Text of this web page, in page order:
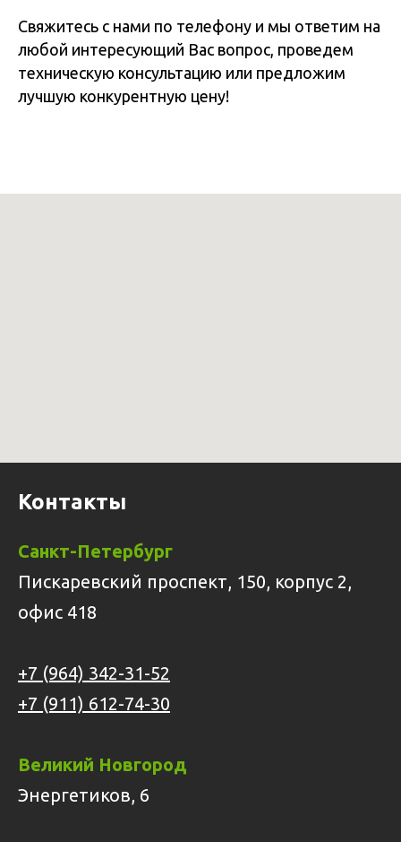
Свяжитесь с нами по телефону и мы ответим на
любой интересующий Вас вопрос, проведем
техническую консультацию или предложим
лучшую конкурентную цену!
Контакты
Санкт-Петербург
Пискаревский проспект, 150, корпус 2,
офис 418
+7 (964) 342-31-52
+7 (911) 612-74-30
Великий Новгород
Энергетиков, 6